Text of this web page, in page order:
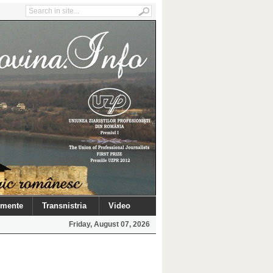
Transnistria Video
Friday, August 07, 2026